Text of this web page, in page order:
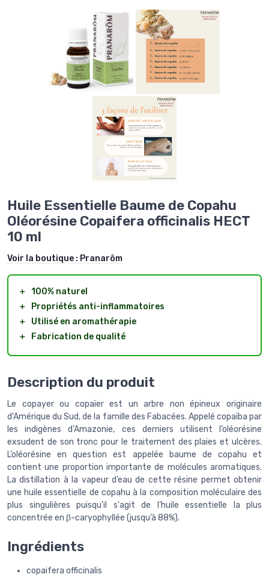
Huile Essentielle Baume de Copahu
Oléorésine Copaifera officinalis HECT
10 ml
Voir la boutique : Pranarôm
＋ 100% naturel
＋
Propriétés anti-inflammatoires
＋
Utilisé en aromathérapie
＋
Fabrication de qualité
Description du produit
Le copayer ou copaïer est un arbre non épineux originaire
d'Amérique du Sud, de la famille des Fabacées. Appelé copaïba par
les indigènes d’Amazonie, ces derniers utilisent l’oléorésine
exsudent de son tronc pour le traitement des plaies et ulcères.
L’oléorésine en question est appelée baume de copahu et
contient une proportion importante de molécules aromatiques.
La distillation à la vapeur d’eau de cette résine permet obtenir
une huile essentielle de copahu à la composition moléculaire des
plus singulières puisqu'il s'agit de l’huile essentielle la plus
concentrée en β-caryophyllée (jusqu’à 88%).
Ingrédients
copaifera officinalis